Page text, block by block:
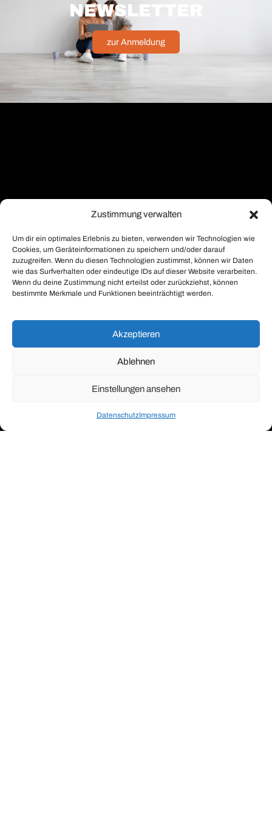
Zustimmung verwalten
Um dir ein optimales Erlebnis zu bieten, verwenden wir Technologien wie
Cookies, um Geräteinformationen zu speichern und/oder darauf
zuzugreifen. Wenn du diesen Technologien zustimmst, können wir Daten
wie das Surfverhalten oder eindeutige IDs auf dieser Website verarbeiten.
Wenn du deine Zustimmung nicht erteilst oder zurückziehst, können
bestimmte Merkmale und Funktionen beeinträchtigt werden.
Akzeptieren
Ablehnen
Einstellungen ansehen
DatenschutzImpressum
NEWSLETTER
zur Anmeldung